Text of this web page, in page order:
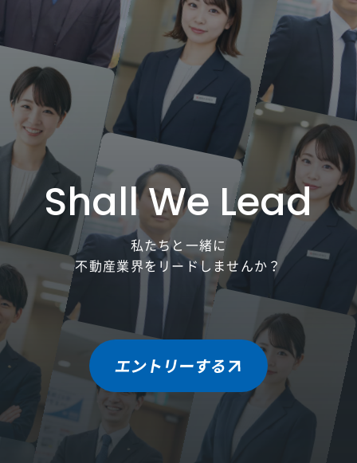
Shall We Lead
私たちと一緒に
不動産業界をリードしませんか？
エントリーする